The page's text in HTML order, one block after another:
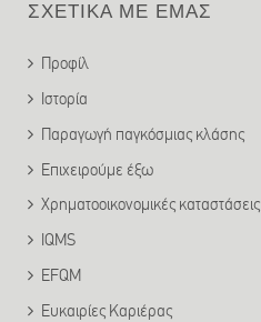
ΣΧΕΤΙΚΑ ΜΕ ΕΜΑΣ
Προφίλ
Ιστορία
Παραγωγή παγκόσμιας κλάσης
Επιχειρούμε έξω
Χρηματοοικονομικές καταστάσεις
IQMS
EFQM
Ευκαιρίες Καριέρας